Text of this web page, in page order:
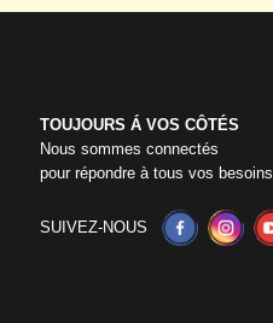
TOUJOURS Á VOS CÔTÉS
Nous sommes connectés
pour répondre à tous vos besoins
SUIVEZ-NOUS